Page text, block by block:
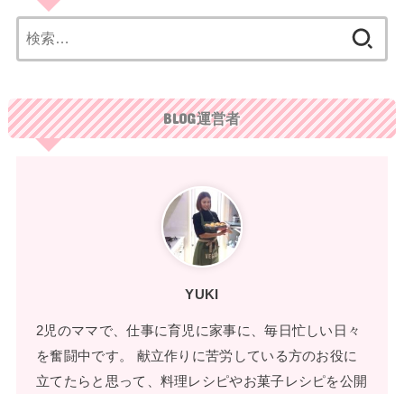
索:
BLOG運営者
YUKI
2児のママで、仕事に育児に家事に、毎日忙しい日々
を奮闘中です。 献立作りに苦労している方のお役に
立てたらと思って、料理レシピやお菓子レシピを公開